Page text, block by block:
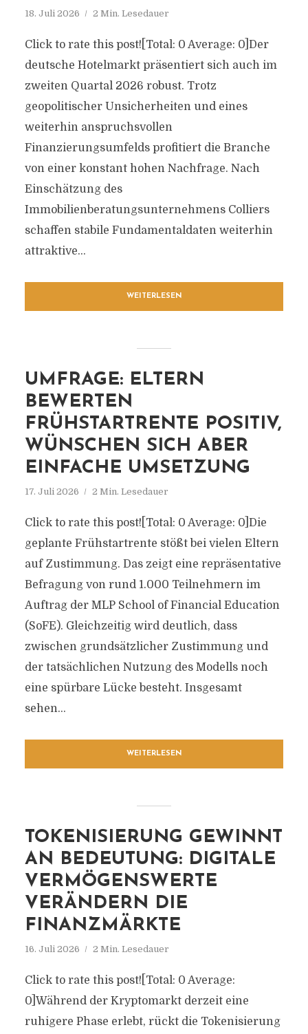
18. Juli 2026 2 Min. Lesedauer
Click to rate this post![Total: 0 Average: 0]Der
deutsche Hotelmarkt präsentiert sich auch im
zweiten Quartal 2026 robust. Trotz
geopolitischer Unsicherheiten und eines
weiterhin anspruchsvollen
Finanzierungsumfelds profitiert die Branche
von einer konstant hohen Nachfrage. Nach
Einschätzung des
Immobilienberatungsunternehmens Colliers
schaffen stabile Fundamentaldaten weiterhin
attraktive...
WEITERLESEN
UMFRAGE: ELTERN
BEWERTEN
FRÜHSTARTRENTE POSITIV,
WÜNSCHEN SICH ABER
EINFACHE UMSETZUNG
17. Juli 2026 2 Min. Lesedauer
Click to rate this post![Total: 0 Average: 0]Die
geplante Frühstartrente stößt bei vielen Eltern
auf Zustimmung. Das zeigt eine repräsentative
Befragung von rund 1.000 Teilnehmern im
Auftrag der MLP School of Financial Education
(SoFE). Gleichzeitig wird deutlich, dass
zwischen grundsätzlicher Zustimmung und
der tatsächlichen Nutzung des Modells noch
eine spürbare Lücke besteht. Insgesamt
sehen...
WEITERLESEN
TOKENISIERUNG GEWINNT
AN BEDEUTUNG: DIGITALE
VERMÖGENSWERTE
VERÄNDERN DIE
FINANZMÄRKTE
16. Juli 2026 2 Min. Lesedauer
Click to rate this post![Total: 0 Average:
0]Während der Kryptomarkt derzeit eine
ruhigere Phase erlebt, rückt die Tokenisierung